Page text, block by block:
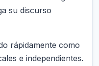
su discurso
rápidamente como
e independientes.